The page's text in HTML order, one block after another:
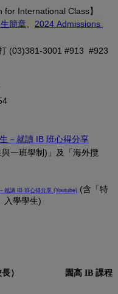
for International Class】
簡章 (另開新視窗)
2024 Admissions
(03)381-3001 #913 #923
－就讀 IB 班心得分享
一班學制)」及「海外攬
就讀 IB 班心得分享 (Youtube) (另開新視窗)
(含「特
入學學生)
元隆校長）
園高 IB 課程